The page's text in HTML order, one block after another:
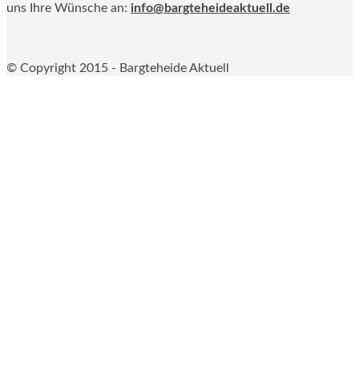
uns Ihre Wünsche an: info@bargteheideaktuell.de
© Copyright 2015 - Bargteheide Aktuell